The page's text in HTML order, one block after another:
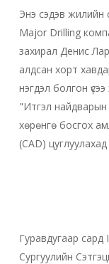
Энэ сэдэв жилийн
Major Drilling
захирал Денис
алдсан хорт
нэгдэл болгон үсээ
"Итгэл
хөрөнгө босгох
(CAD)
Гуравдугаар
Сургуулийн